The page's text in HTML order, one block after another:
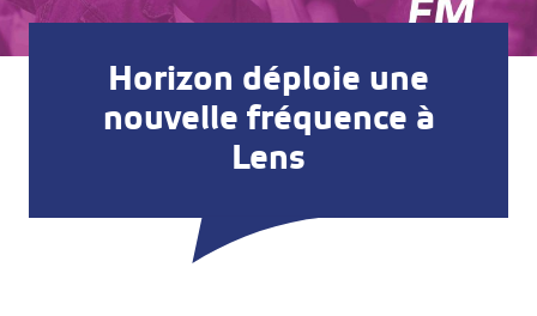
Horizon déploie une
nouvelle fréquence à
Lens